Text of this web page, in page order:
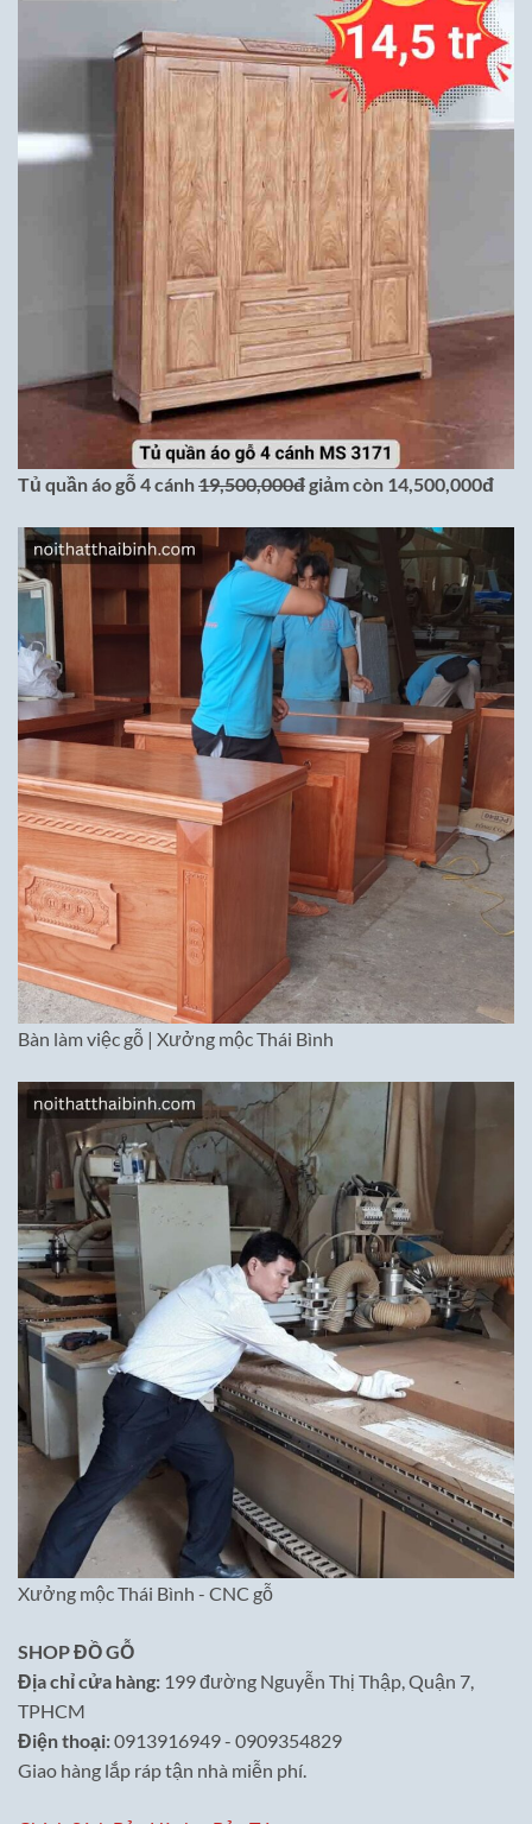
Tủ quần áo gỗ 4 cánh19,500,000đgiảm còn 14,500,000đ
Bàn làm việc gỗ | Xưởng mộc Thái Bình
Xưởng mộc Thái Bình - CNC gỗ
SHOP ĐỒ GỖ
Địa chỉ cửa hàng: 199 đường Nguyễn Thị Thập, Quận 7,
TPHCM
Điện thoại:0913916949 - 0909354829
Giao hàng lắp ráp tận nhà miễn phí.